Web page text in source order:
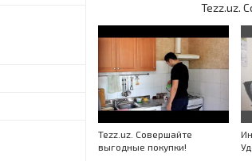
Tezz.uz.
Tezz.uz. Совершайте
выгодные покупки!